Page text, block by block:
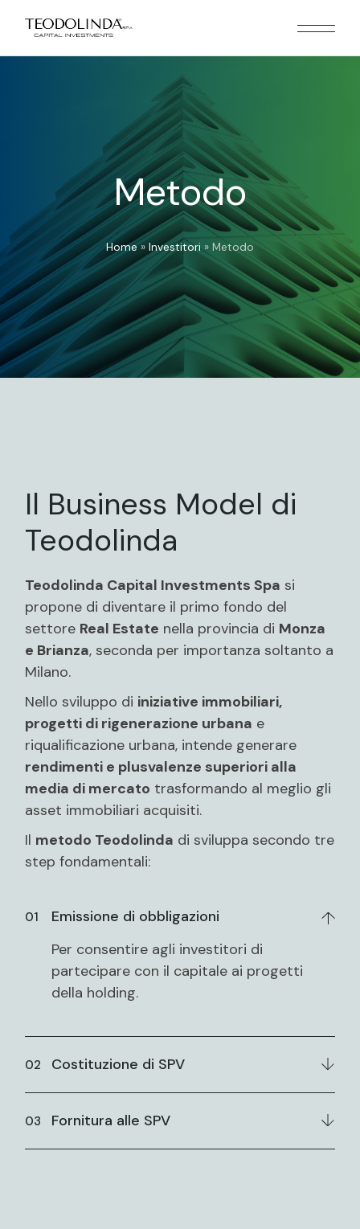
Metodo
Home» Investitori» Metodo
Il Business Model di
Teodolinda
Teodolinda Capital Investments Spa si
propone di diventare il primo fondo del
settore Real Estate nella provincia di Monza
e Brianza, seconda per importanza soltanto a
Milano.
Nello sviluppo di iniziative immobiliari,
progetti di rigenerazione urbana e
riqualificazione urbana, intende generare
rendimenti e plusvalenze superiori alla
media di mercato trasformando al meglio gli
asset immobiliari acquisiti.
Il metodo Teodolinda di sviluppa secondo tre
step fondamentali:
Emissione di obbligazioni
Per consentire agli investitori di
partecipare con il capitale ai progetti
della holding.
Costituzione di SPV
Fornitura alle SPV